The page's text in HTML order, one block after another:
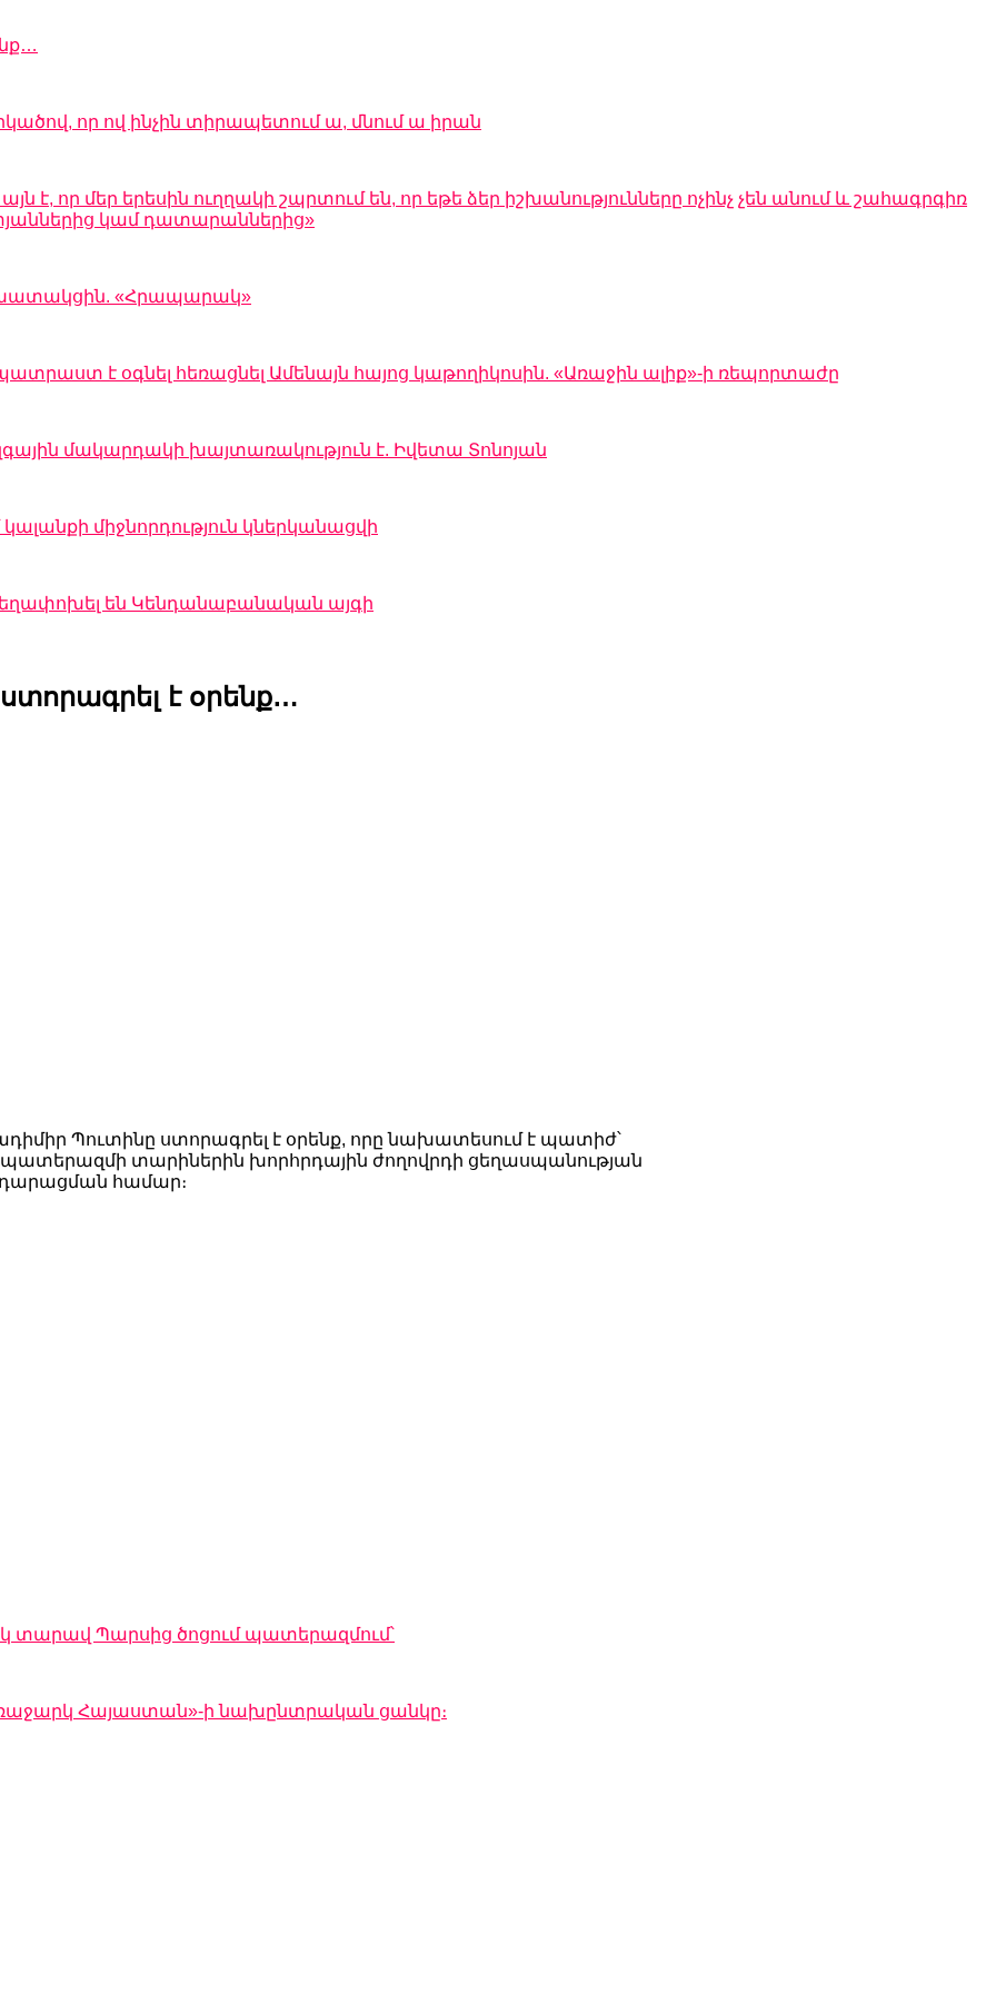
որ ով ինչին տիրապետում ա, մնում ա իրան
որ մեր երեսին ուղղակի շպրտում են, որ եթե ձեր իշխանությունները ոչինչ չեն անում և շահագրգիռ
կամ դատարաններից»
«Հրապարակ»
է օգնել հեռացնել Ամենայն հայոց կաթողիկոսին. «Առաջին ալիք»-ի ռեպորտաժը
մակարդակի խայտառակություն է. Իվետա Տոնոյան
միջնորդություն կներկանացվի
են Կենդանաբանական այգի
է օրենք…
Պուտինը ստորագրել է օրենք, որը նախատեսում է պատիժ՝
տարիներին խորհրդային ժողովրդի ցեղասպանության
համար։
տարավ Պարսից ծոցում պատերազմում՝
Հայաստան»-ի նախընտրական ցանկը։